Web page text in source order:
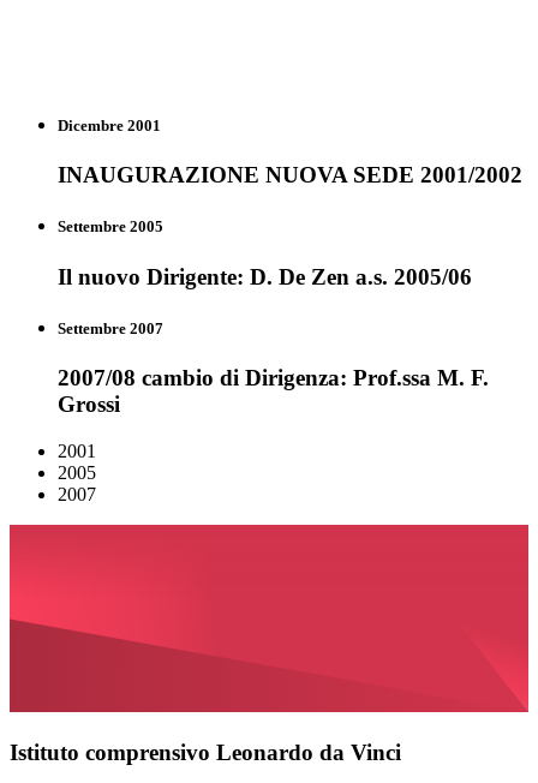
Dicembre 2001
INAUGURAZIONE NUOVA SEDE 2001/2002
Settembre 2005
Il nuovo Dirigente: D. De Zen a.s. 2005/06
Settembre 2007
2007/08 cambio di Dirigenza: Prof.ssa M. F.
Grossi
2001
2005
2007
Istituto comprensivo Leonardo da Vinci